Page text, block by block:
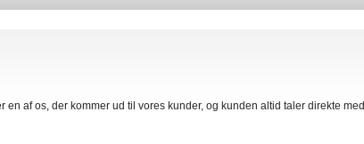
af os, der kommer ud til vores kunder, og kunden altid taler direkte med